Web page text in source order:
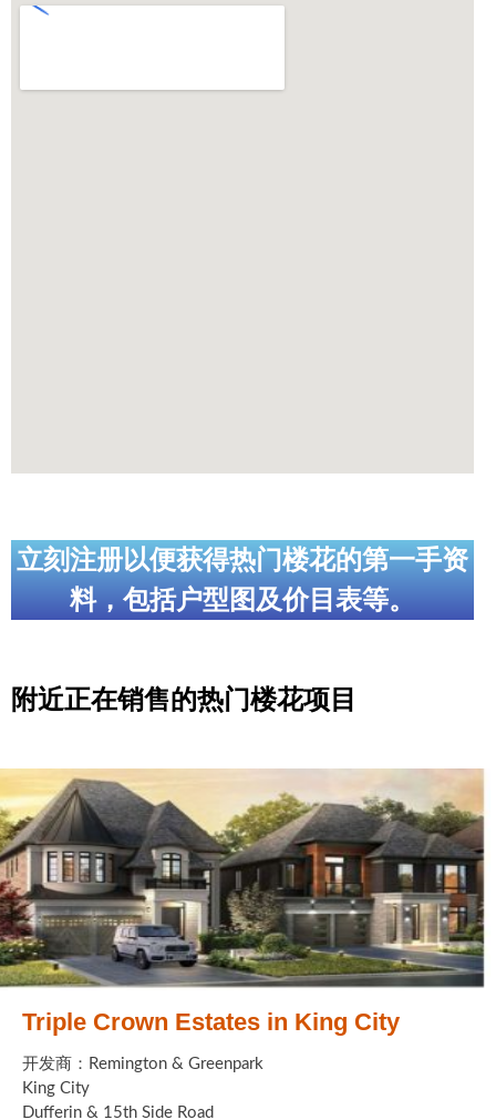
立刻注册以便获得热门楼花的第一手资
料，包括户型图及价目表等。
附近正在销售的热门楼花项目
Triple Crown Estates in King City
开发商：Remington & Greenpark
King City
Dufferin & 15th Side Road